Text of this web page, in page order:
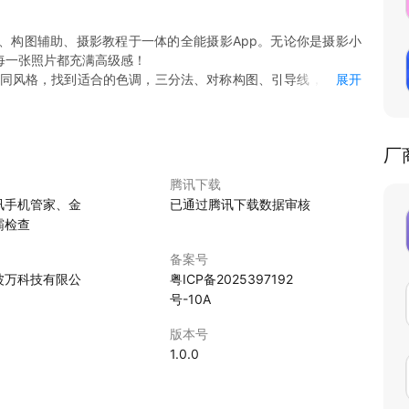
构图辅助、摄影教程于一体的全能摄影App。无论你是摄影小
张照片都充满高级感！
风格，找到适合的色调，三分法、对称构图、引导线，帮助新
展开
手机管家、金
检查
腾讯下载
已通过腾讯下载数据审核
万科技有限公
备案号
粤ICP备2025397192
号-10A
版本号
1.0.0
厂